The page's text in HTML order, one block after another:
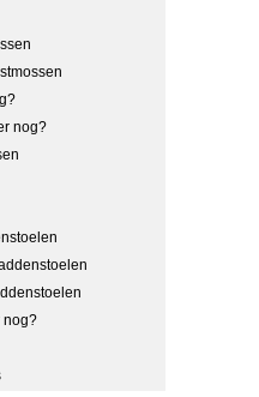
nog?
nog?